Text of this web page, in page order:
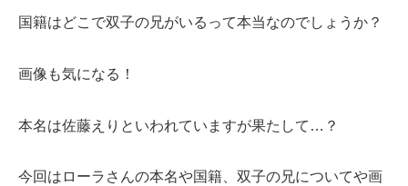
国籍はどこで双子の兄がいるって本当なのでしょうか？
画像も気になる！
本名は佐藤えりといわれていますが果たして…？
今回はローラさんの本名や国籍、双子の兄についてや画